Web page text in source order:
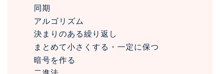
同期
アルゴリズム
決まりのある繰り返し
まとめて小さくする・一定に保つ
暗号を作る